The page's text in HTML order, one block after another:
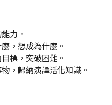
力。
，想成為什麼。
標，突破困難。
，歸納演譯活化知識。